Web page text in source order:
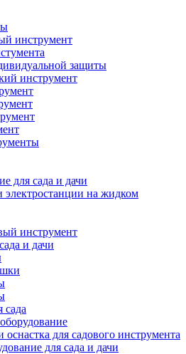
инструмент
защиты
инструмент
для сада и дачи
электростанции на жидком
инструмент
и дачи
сада
оснастка для садового инструмента
для сада и дачи